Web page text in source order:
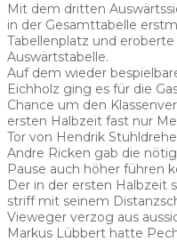
Mit dem dritten
in der Gesamttabelle
Tabellenplatz und
Auswärtstabelle.
Auf dem wieder
Eichholz ging es für die
Chance um den
ersten Halbzeit fast nur
Tor von Hendrik
Andre Ricken gab die
Pause auch höher führen
Der in der ersten Halbzeit
striff mit seinem
Vieweger verzog aus
Markus Lübbert hatte